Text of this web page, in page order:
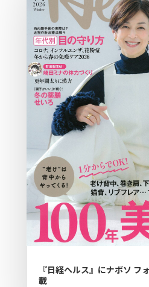
『日経ヘルス』にナボソ フ
載